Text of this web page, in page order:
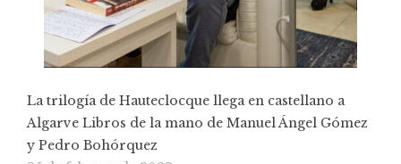
La trilogía de Hauteclocque llega en castellano a
Algarve Libros de la mano de Manuel Ángel Gómez
y Pedro Bohórquez